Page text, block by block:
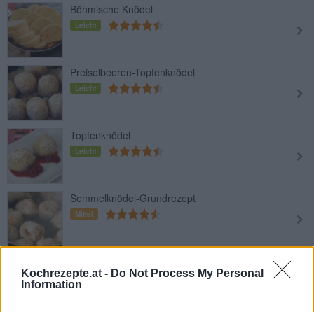
Kochrezepte.at - Do Not Process My Personal
Information
Böhmische Knödel
Leicht
Preiselbeeren-Topfenknödel
Leicht
Topfenknödel
Leicht
Semmelknödel-Grundrezept
Mittel
Leicht